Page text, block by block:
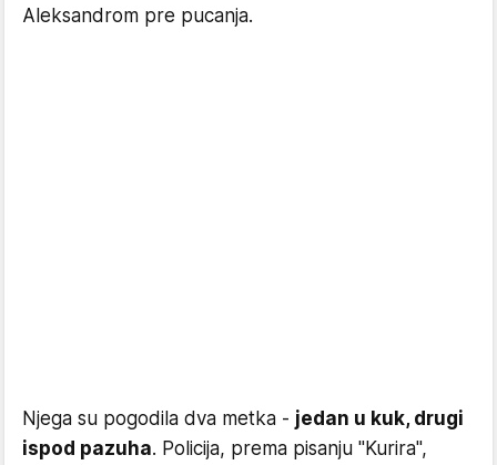
Aleksandrom pre pucanja.
Njega su pogodila dva metka - jedan u kuk, drugi
ispod pazuha. Policija, prema pisanju "Kurira",